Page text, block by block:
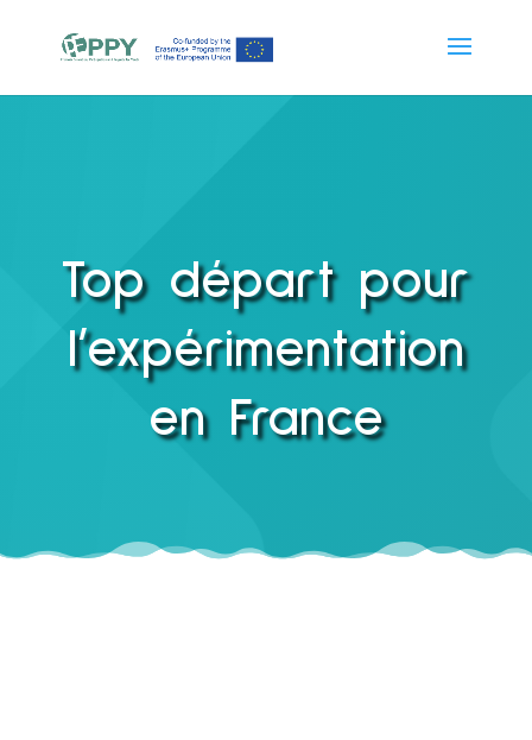
Top départ pour
l’expérimentation
en France